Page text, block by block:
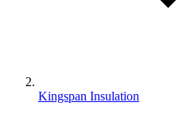
Kingspan Insulation